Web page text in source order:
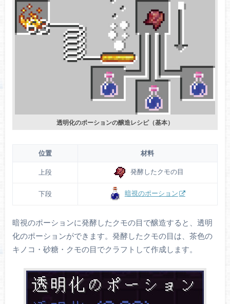
透明化のポーションの醸造レシピ（基本）
位置 材料
上段 発酵したクモの目
下段 暗視のポーション
暗視のポーションに発酵したクモの目で醸造すると、透明
化のポーションができます。発酵したクモの目は、茶色の
キノコ・砂糖・クモの目でクラフトして作成します。